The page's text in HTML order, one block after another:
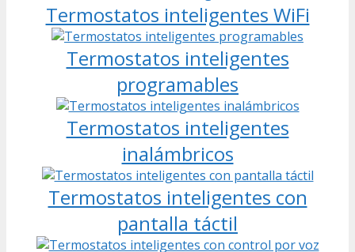
Termostatos inteligentes WiFi
Termostatos inteligentes
programables
Termostatos inteligentes
inalámbricos
Termostatos inteligentes con
pantalla táctil